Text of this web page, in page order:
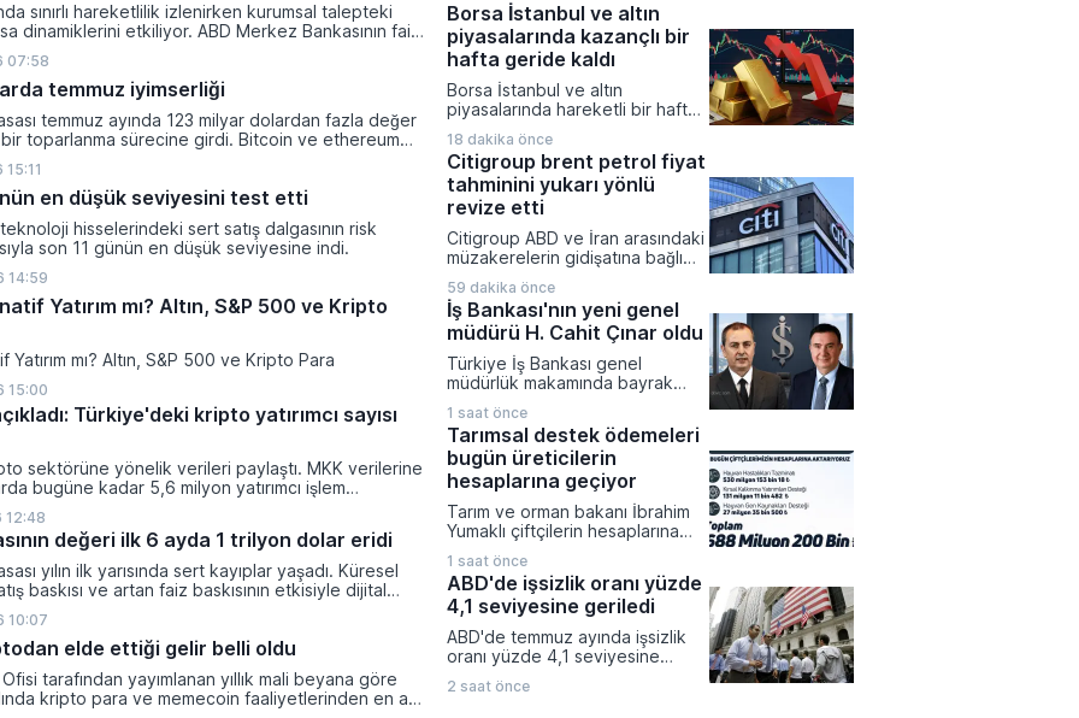
sınırlı hareketlilik izlenirken kurumsal talepteki
dinamiklerini etkiliyor. ABD Merkez Bankasının faiz
dar bantta seyreden kripto para birimi, düzenleme
belirsizliklerle baskı altında kalmaya devam ediyor.
07:58
temmuz iyimserliği
temmuz ayında 123 milyar dolardan fazla değer
bir toparlanma sürecine girdi. Bitcoin ve ethereum
bu yükselişle birlikte toplam piyasa büyüklüğü
780 milyon dolar seviyesine ulaştı.
en düşük seviyesini test etti
hisselerindeki sert satış dalgasının risk
son 11 günün en düşük seviyesine indi.
14:59
Yatırım mı? Altın, S&P 500 ve Kripto
mı? Altın, S&P 500 ve Kripto Para
15:00
Türkiye'deki kripto yatırımcı sayısı
sektörüne yönelik verileri paylaştı. MKK verilerine
bugüne kadar 5,6 milyon yatırımcı işlem
12:48
değeri ilk 6 ayda 1 trilyon dolar eridi
yılın ilk yarısında sert kayıplar yaşadı. Küresel
baskısı ve artan faiz baskısının etkisiyle dijital
10:07
elde ettiği gelir belli oldu
tarafından yayımlanan yıllık mali beyana göre
kripto para ve memecoin faaliyetlerinden en az
Borsa İstanbul ve altın
piyasalarında kazançlı bir
hafta geride kaldı
Borsa İstanbul ve altın
piyasalarında hareketli bir hafta
araçlarının büyük çoğunluğu
yatırımcısına kazanç sağlamayı
başardı. Döviz kurlarında yukarı
yönlü ivme sınırlı kalırken,
kıymetli madenlere dayalı yatırım
fonları haftanın en çok ilgi gören
ve değer kazanan varlıkları
arasında yer aldı.
18 dakika önce
Citigroup brent petrol fiyat
tahminini yukarı yönlü
revize etti
Citigroup ABD ve İran arasındaki
müzakerelerin gidişatına bağlı
güncelledi. Banka 2026 yılının
üçüncü çeyreğine ilişkin brent
petrol tahminini jeopolitik
belirsizliklerin etkisiyle yukarı
yönlü revize ettiğini duyurdu.
59 dakika önce
İş Bankası'nın yeni genel
müdürü H. Cahit Çınar oldu
Türkiye İş Bankası genel
müdürlük makamında bayrak
Şişecam Yönetim Kurulu
Başkanlığı görevini üstlenmesiyle
boşalacak koltuğa, 1 Eylül 2026
tarihi itibarıyla Genel Müdür
Yardımcısı H. Cahit Çınar
atanıyor.
1 saat önce
Tarımsal destek ödemeleri
bugün üreticilerin
hesaplarına geçiyor
Tarım ve orman bakanı İbrahim
Yumaklı çiftçilerin hesaplarına
tutarında destekleme ödemesi
aktarıldığını duyurdu. Üreticilerin
emeğini korumaya yönelik
sürdürülen bu ödemeler
kapsamında hayvan hastalıkları
tazminatından kırsal kalkınma
yatırımlarına kadar pek çok farklı
1 saat önce
ABD'de işsizlik oranı yüzde
4,1 seviyesine geriledi
ABD'de temmuz ayında işsizlik
oranı yüzde 4,1 seviyesine
beklentilerinin altında bir
2 saat önce